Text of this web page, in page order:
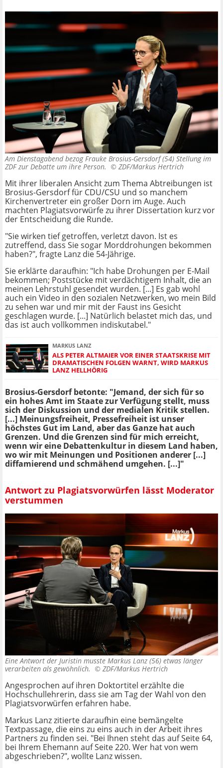
Am Dienstagabend bezog Frauke Brosius-Gersdorf (54) Stellung im
ZDF zur Debatte um ihre Person. © ZDF/Markus Hertrich
Mit ihrer liberalen Ansicht zum Thema Abtreibungen ist
Brosius-Gersdorf für CDU/CSU und so manchem
Kirchenvertreter ein großer Dorn im Auge. Auch
machten Plagiatsvorwürfe zu ihrer Dissertation kurz vor
der Entscheidung die Runde.
"Sie wirken tief getroffen, verletzt davon. Ist es
zutreffend, dass Sie sogar Morddrohungen bekommen
haben?", fragte Lanz die 54-Jährige.
Sie erklärte daraufhin: "Ich habe Drohungen per E-Mail
bekommen; Poststücke mit verdächtigem Inhalt, die an
meinen Lehrstuhl gesendet wurden. [...] Es gab wohl
auch ein Video in den sozialen Netzwerken, wo mein Bild
zu sehen war und mir mit der Faust ins Gesicht
geschlagen wurde. [...] Natürlich belastet mich das, und
das ist auch vollkommen indiskutabel."
MARKUS LANZ
ALS PETER ALTMAIER VOR EINER STAATSKRISE MIT
DRAMATISCHEN FOLGEN WARNT, WIRD MARKUS
LANZ HELLHÖRIG
Brosius-Gersdorf betonte: "Jemand, der sich für so
ein hohes Amt im Staate zur Verfügung stellt, muss
sich der Diskussion und der medialen Kritik stellen.
[...] Meinungsfreiheit, Pressefreiheit ist unser
höchstes Gut im Land, aber das Ganze hat auch
Grenzen. Und die Grenzen sind für mich erreicht,
wenn wir eine Debattenkultur in diesem Land haben,
wo wir mit Meinungen und Positionen anderer [...]
diffamierend und schmähend umgehen. [...]"
Antwort zu Plagiatsvorwürfen lässt Moderator
verstummen
Eine Antwort der Juristin musste Markus Lanz (56) etwas länger
verarbeiten als gewöhnlich. © ZDF/Markus Hertrich
Angesprochen auf ihren Doktortitel erzählte die
Hochschullehrerin, dass sie am Tag der Wahl von den
Plagiatsvorwürfen erfahren habe.
Markus Lanz zitierte daraufhin eine bemängelte
Textpassage, die eins zu eins auch in der Arbeit ihres
Partners zu finden sei. "Bei Ihnen steht das auf Seite 64,
bei Ihrem Ehemann auf Seite 220. Wer hat von wem
abgeschrieben?", wollte Lanz wissen.